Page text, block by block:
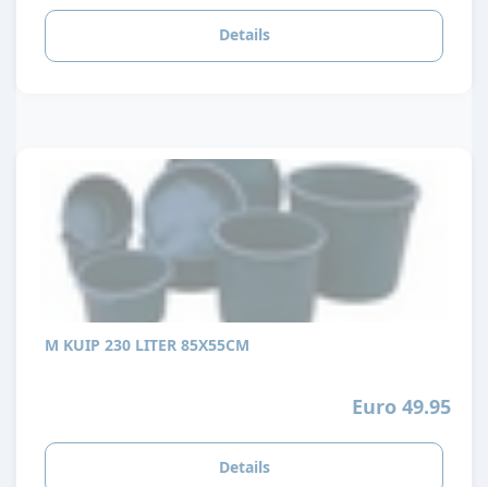
Details
M KUIP 230 LITER 85X55CM
Euro 49.95
Details